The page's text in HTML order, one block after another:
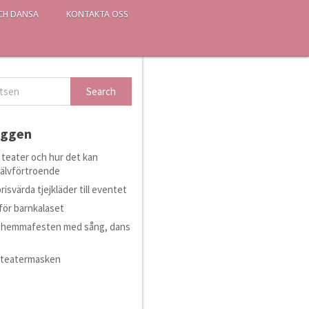
DANSA KONTAKTA OSS
och hur det kan
tjejkläder till eventet
barnkalaset
med sång, dans